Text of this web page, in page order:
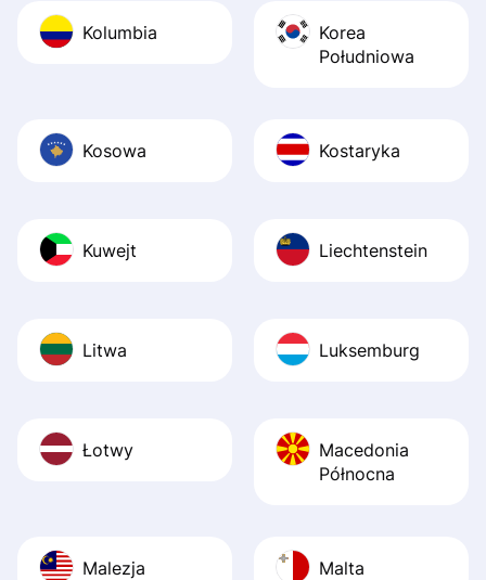
Kolumbia
Korea
Południowa
Kosowa Kostaryka
Kuwejt Liechtenstein
Litwa Luksemburg
Łotwy
Macedonia
Północna
Malezja Malta